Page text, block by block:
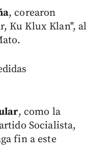
, corearon
Ku Klux Klan", al
, como la
Socialista,
fin a este